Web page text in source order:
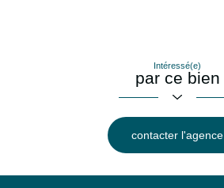
Intéressé(e)
par ce bien
contacter l'agence